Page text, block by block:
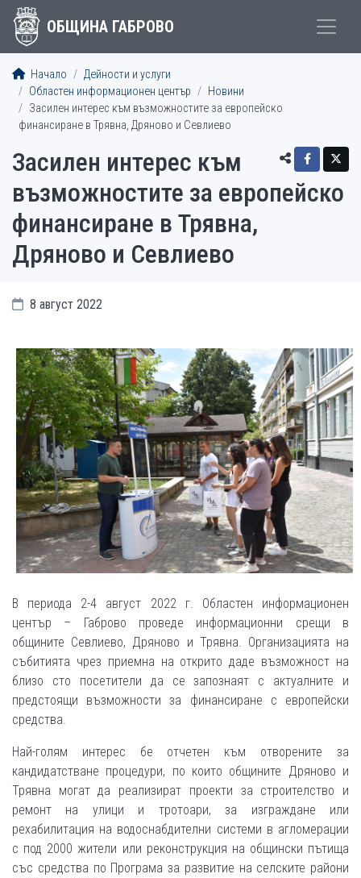
ОБЩИНА ГАБРОВО
Начало
Дейности и услуги
Областен информационен център
Новини
Засилен интерес към възможностите за европейско
финансиране в Трявна, Дряново и Севлиево
Засилен интерес към
възможностите за европейско
финансиране в Трявна,
Дряново и Севлиево
8 август 2022
В периода 2-4 август 2022 г. Областен информационен
център – Габрово проведе информационни срещи в
общините Севлиево, Дряново и Трявна. Организацията на
събитията чрез приемна на открито даде възможност на
близо сто посетители да се запознаят с актуалните и
предстоящи възможности за финансиране с европейски
средства.
Най-голям интерес бе отчетен към отворените за
кандидатстване процедури, по които общините Дряново и
Трявна могат да реализират проекти за строителство и
ремонт на улици и тротоари, за изграждане или
рехабилитация на водоснабдителни системи в агломерации
с под 2000 жители или реконструкция на общински пътища
със средства по Програма за развитие на селските райони